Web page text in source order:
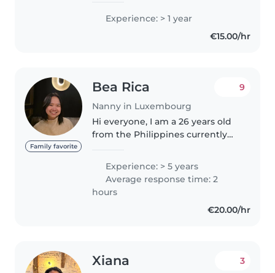
Madagascar. Mon langue
maternelle c'est Malagasy mais
Experience: > 1 year
€15.00/hr
Family favorite
Bea Rica
Nanny in Luxembourg
9
Hi everyone, I am a 26 years old
from the Philippines currently
nearly five years of childcare
experience in both Denmark
and Norway. I have cared for
children..
Experience: > 5 years
Average response time: 2
hours
€20.00/hr
Xiana 3